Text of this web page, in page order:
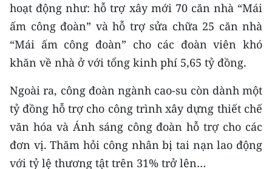
Media Thể thao
Media Giáo dục
Media Y tế
Media Khoa học - Công nghệ
Media Môi trường
Ảnh
hoạt động như: hỗ trợ xây mới 70 căn nhà “Mái
ấm công đoàn” và hỗ trợ sửa chữa 25 căn nhà
“Mái ấm công đoàn” cho các đoàn viên khó
khăn về nhà ở với tổng kinh phí 5,65 tỷ đồng.
Ngoài ra, công đoàn ngành cao-su còn dành một
tỷ đồng hỗ trợ cho công trình xây dựng thiết chế
văn hóa và Ánh sáng công đoàn hỗ trợ cho các
đơn vị. Thăm hỏi công nhân bị tai nạn lao động
với tỷ lệ thương tật trên 31% trở lên…